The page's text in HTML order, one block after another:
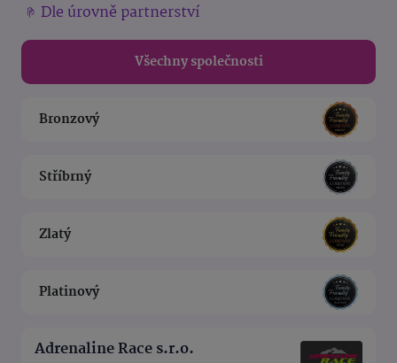
Dle úrovně partnerství
Všechny společnosti
Bronzový
Stříbrný
Zlatý
Platinový
Adrenaline Race s.r.o.